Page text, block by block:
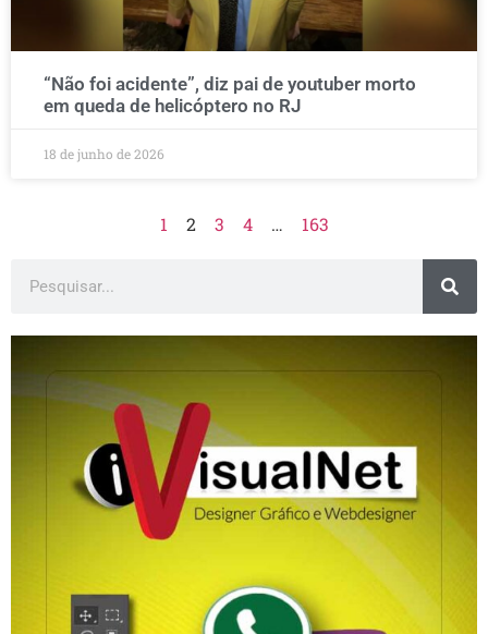
“Não foi acidente”, diz pai de youtuber morto
em queda de helicóptero no RJ
18 de junho de 2026
1 2 3 4 … 163